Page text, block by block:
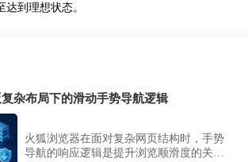
达到理想状态。
杂布局下的滑动手势导航逻辑
火狐浏览器在面对复杂网页结构时，手势
导航的响应逻辑是提升浏览顺滑度的关